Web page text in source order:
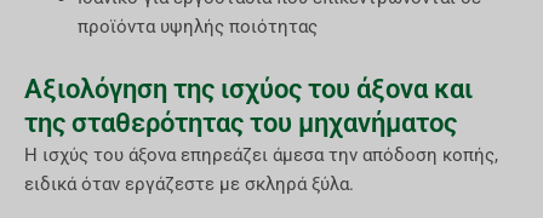
προϊόντα υψηλής ποιότητας
Αξιολόγηση της ισχύος του άξονα και
της σταθερότητας του μηχανήματος
Η ισχύς του άξονα επηρεάζει άμεσα την απόδοση κοπής,
ειδικά όταν εργάζεστε με σκληρά ξύλα.